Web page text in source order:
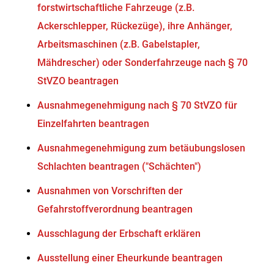
forstwirtschaftliche Fahrzeuge (z.B.
Ackerschlepper, Rückezüge), ihre Anhänger,
Arbeitsmaschinen (z.B. Gabelstapler,
Mähdrescher) oder Sonderfahrzeuge nach § 70
StVZO beantragen
Ausnahmegenehmigung nach § 70 StVZO für
Einzelfahrten beantragen
Ausnahmegenehmigung zum betäubungslosen
Schlachten beantragen ("Schächten")
Ausnahmen von Vorschriften der
Gefahrstoffverordnung beantragen
Ausschlagung der Erbschaft erklären
Ausstellung einer Eheurkunde beantragen